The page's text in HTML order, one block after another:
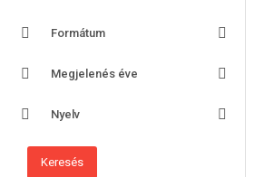
Formátum
Megjelenés éve
Nyelv